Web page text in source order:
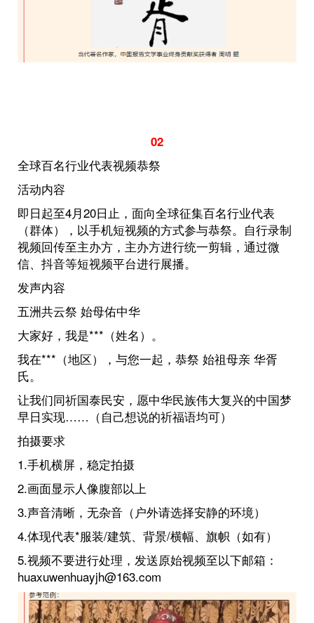
02
全球百名行业代表视频恭祭
活动内容
即日起至4月20日止，面向全球征集百名行业代表
（群体），以手机短视频的方式参与恭祭。自行录制
视频回传至主办方，主办方进行统一剪辑，通过微
信、抖音等短视频平台进行展播。
发声内容
五洲共云祭 始母佑中华
大家好，我是***（姓名）。
我在***（地区），与您一起，恭祭 始祖母亲 华胥
氏。
让我们同祈国泰民安，愿中华民族伟大复兴的中国梦
早日实现……（自己想说的祈福语均可）
拍摄要求
1.手机横屏，稳定拍摄
2.画面显示人像腹部以上
3.声音清晰，无杂音（户外请选择安静的环境）
4.体现代表*服装/建筑、背景/横幅、旗帜（如有）
5.视频不要进行处理，发送原始视频至以下邮箱：
huaxuwenhuayjh@163.com